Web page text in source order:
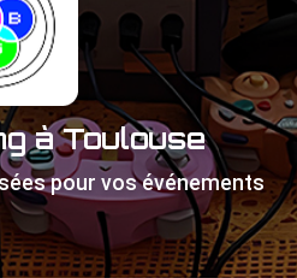
à Toulouse
pour vos événements